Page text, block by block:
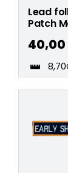
Lead
Patch
40,00